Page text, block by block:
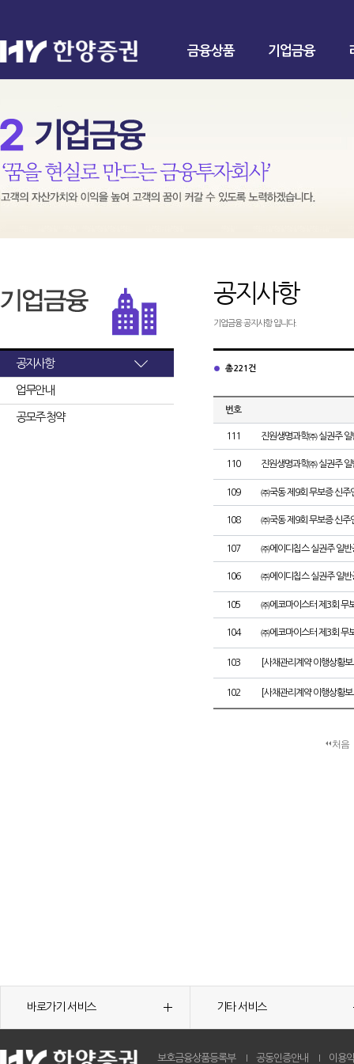
금융상품 기업금융
공지사항
업무안내
공모주 청약
공지사항
기업금융 공지사항 입니다.
총 221건
번호
111 진원생명과학㈜ 실권주 일
110 진원생명과학㈜ 실권주
109 ㈜국동 제9회 무보증 신주
108 ㈜국동 제9회 무보증 신주
107 ㈜에이디칩스 실권주 일반
106 ㈜에이디칩스 실권주 일반
105 ㈜에코마이스터 제3회 무
104 ㈜에코마이스터 제3회 무
103 [사채관리계약 이행상황
102 [사채관리계약 이행상황
처음
바로가기 서비스 기타 서비스
보호금융상품등록부 공동인증안내 이용